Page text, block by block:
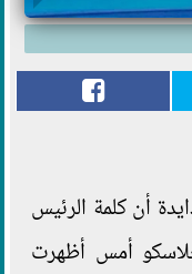
أن كلمة الرئيس
أمس أظهرت